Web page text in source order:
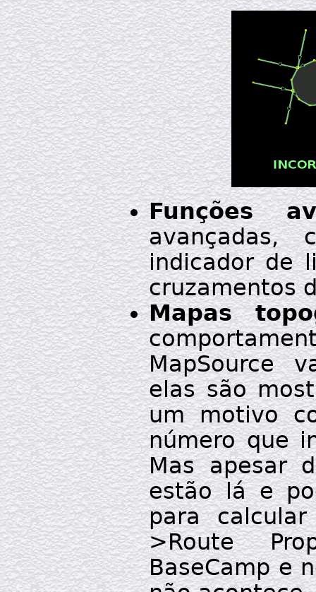
Funções
avançadas,
indicador de
cruzamentos
Mapas
MapSource
elas são
um motivo
número que
Mas apesar
estão lá e
para
>Route
BaseCamp e